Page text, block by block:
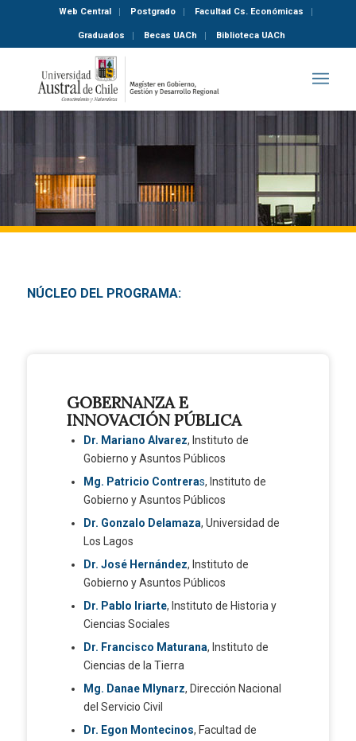
Web Central Postgrado Facultad Cs. Económicas
Graduados Becas UACh Biblioteca UACh
NÚCLEO DEL PROGRAMA:
GOBERNANZA E
INNOVACIÓN PÚBLICA
Dr. Mariano Alvarez, Instituto de
Gobierno y Asuntos Públicos
Mg. Patricio Contreras, Instituto de
Gobierno y Asuntos Públicos
Dr. Gonzalo Delamaza, Universidad de
Los Lagos
Dr. José Hernández, Instituto de
Gobierno y Asuntos Públicos
Dr. Pablo Iriarte, Instituto de Historia y
Ciencias Sociales
Dr. Francisco Maturana, Instituto de
Ciencias de la Tierra
Mg. Danae Mlynarz, Dirección Nacional
del Servicio Civil
Dr. Egon Montecinos, Facultad de